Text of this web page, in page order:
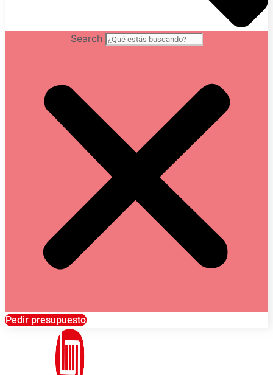
Search
Pedir presupuesto